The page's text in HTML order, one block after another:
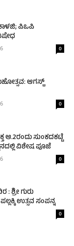
ಪಿಒಪಿ
0
ಆಗಸ್ಟ್
0
ಆ.2ರಂದು ಸುಂಕದಕಟ್ಟೆ
ವಿಶೇಷ ಪೂಜೆ
0
: ಶ್ರೀ ಗುರು
ಉತ್ಸವ ಸಂಪನ್ನ
0